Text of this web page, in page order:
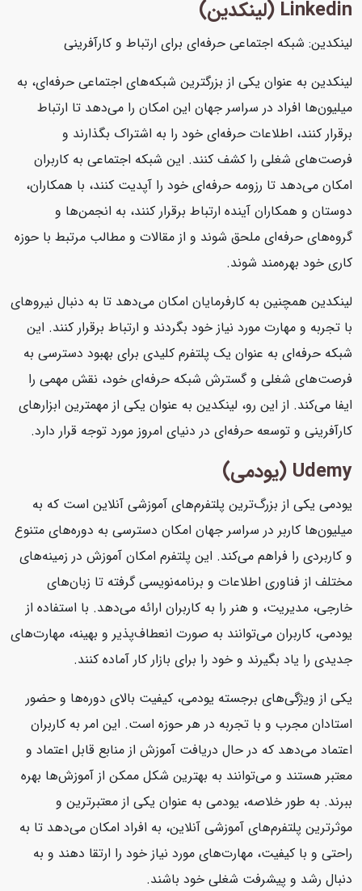
Linkedin (لینکدین)
لینکدین: شبکه اجتماعی حرفه‌ای برای ارتباط و کارآفرینی
لینکدین به عنوان یکی از بزرگترین شبکه‌های اجتماعی حرفه‌ای، به
میلیون‌ها افراد در سراسر جهان این امکان را می‌دهد تا ارتباط
برقرار کنند، اطلاعات حرفه‌ای خود را به اشتراک بگذارند و
فرصت‌های شغلی را کشف کنند. این شبکه اجتماعی به کاربران
امکان می‌دهد تا رزومه حرفه‌ای خود را آپدیت کنند، با همکاران،
دوستان و همکاران آینده ارتباط برقرار کنند، به انجمن‌ها و
گروه‌های حرفه‌ای ملحق شوند و از مقالات و مطالب مرتبط با حوزه
کاری خود بهره‌مند شوند.
لینکدین همچنین به کارفرمایان امکان می‌دهد تا به دنبال نیروهای
با تجربه و مهارت مورد نیاز خود بگردند و ارتباط برقرار کنند. این
شبکه حرفه‌ای به عنوان یک پلتفرم کلیدی برای بهبود دسترسی به
فرصت‌های شغلی و گسترش شبکه حرفه‌ای خود، نقش مهمی را
ایفا می‌کند. از این رو، لینکدین به عنوان یکی از مهمترین ابزارهای
کارآفرینی و توسعه حرفه‌ای در دنیای امروز مورد توجه قرار دارد.
Udemy (یودمی)
یودمی یکی از بزرگ‌ترین پلتفرم‌های آموزشی آنلاین است که به
میلیون‌ها کاربر در سراسر جهان امکان دسترسی به دوره‌های متنوع
و کاربردی را فراهم می‌کند. این پلتفرم امکان آموزش در زمینه‌های
مختلف از فناوری اطلاعات و برنامه‌نویسی گرفته تا زبان‌های
خارجی، مدیریت، و هنر را به کاربران ارائه می‌دهد. با استفاده از
یودمی، کاربران می‌توانند به صورت انعطاف‌پذیر و بهینه، مهارت‌های
جدیدی را یاد بگیرند و خود را برای بازار کار آماده کنند.
یکی از ویژگی‌های برجسته یودمی، کیفیت بالای دوره‌ها و حضور
استادان مجرب و با تجربه در هر حوزه است. این امر به کاربران
اعتماد می‌دهد که در حال دریافت آموزش از منابع قابل اعتماد و
معتبر هستند و می‌توانند به بهترین شکل ممکن از آموزش‌ها بهره
ببرند. به طور خلاصه، یودمی به عنوان یکی از معتبرترین و
موثرترین پلتفرم‌های آموزشی آنلاین، به افراد امکان می‌دهد تا به
راحتی و با کیفیت، مهارت‌های مورد نیاز خود را ارتقا دهند و به
دنبال رشد و پیشرفت شغلی خود باشند.